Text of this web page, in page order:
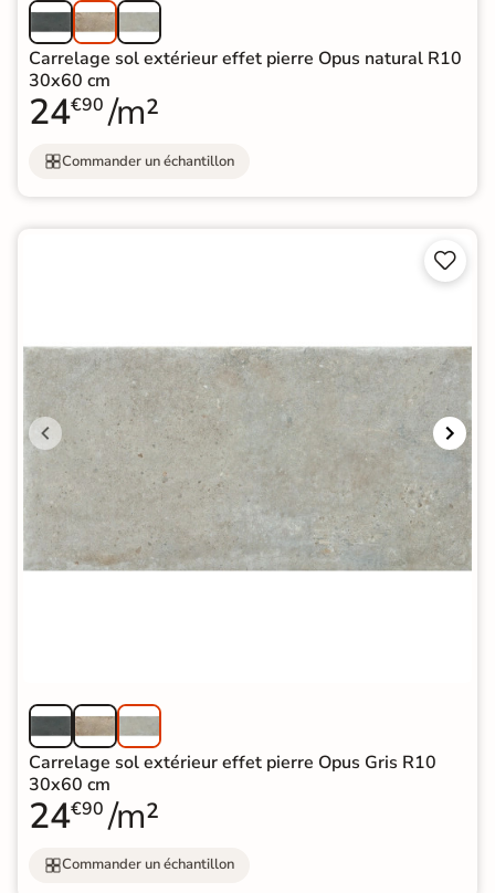
Carrelage sol extérieur effet pierre Opus natural R10
30x60 cm
24€90 /m²
Commander un échantillon


Carrelage sol extérieur effet pierre Opus Gris R10
30x60 cm
24€90 /m²
Commander un échantillon